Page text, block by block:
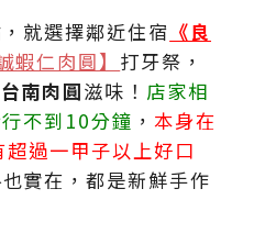
就選擇鄰近住宿 《良
蝦仁肉圓】 打牙祭，
台南肉圓滋味！ 店家相
不到10分鐘 ，本身在
過一甲子以上好口
實在，都是新鮮手作